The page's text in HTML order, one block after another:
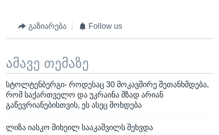
გაზიარება Follow us
ამავე თემაზე
სტოლტენბერგი- როდესაც 30 მოკავშირე შეთანხმდება,
რომ საქართველო და უკრაინა მზად არიან
გაწევრიანებისთვის, ეს ასეც მოხდება
ლიზა იასკო მიხეილ სააკაშვილს შეხვდა